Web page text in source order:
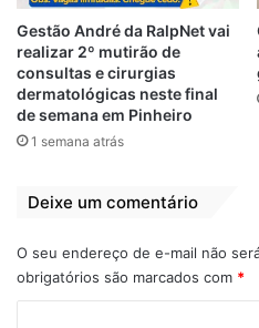
Em pelo menos uma
do Maranhão as
centenas de famílias.
Balsas, Tocantins,
estão sendo
acompanhando as
sentido de abrigar as
cenário é de desastre
de várias regiões do
Gestão André da RalpNet vai
realizar 2º mutirão de
consultas e cirurgias
dermatológicas neste final
de semana em Pinheiro
1 semana atrás
Deixe um comentário
O seu endereço de e-mail não
obrigatórios são marcados com *